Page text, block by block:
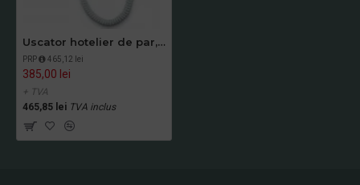
Uscator hotelier de par, Valera Premium Smart 1600 Shaver
PRP 465,12 lei
385,00 lei
+ TVA
465,85 lei TVA inclus